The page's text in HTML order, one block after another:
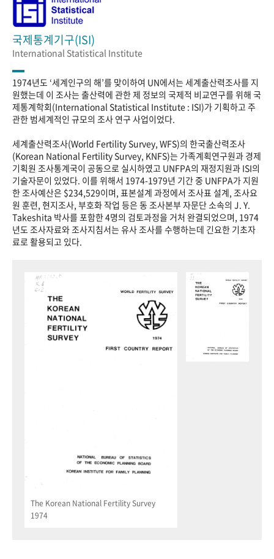
국제통계기구(ISI)
International Statistical Institute
1974년도 ‘세계인구의 해’를 맞이하여 UN에서는 세계출산력조사를 지
원했는데 이 조사는 출산력에 관한 제 정보의 국제적 비교연구를 위해 국
제통계학회(International Statistical Institute : ISI)가 기획하고 주
관한 범세계적인 규모의 조사 연구 사업이었다.
세계출산력조사(World Fertility Survey, WFS)의 한국출산력조사
(Korean National Fertility Survey, KNFS)는 가족계획연구원과 경제
기획원 조사통계국이 공동으로 실시하였고 UNFPA의 재정지원과 ISI의
기술자문이 있었다. 이를 위해서 1974-1979년 기간 중 UNFPA가 지원
한 조사예산은 $234,529이며, 표본설계 과정에서 조사표 설계, 조사요
원 훈련, 현지조사, 부호화 작업 등은 동 조사본부 자문단 소속의 J. Y.
Takeshita 박사를 포함한 4명의 검토과정을 거처 완결되었으며, 1974
년도 조사자료와 조사지침서는 유사 조사를 수행하는데 긴요한 기초자
료로 활용되고 있다.
The Korean National Fertility Survey
1974